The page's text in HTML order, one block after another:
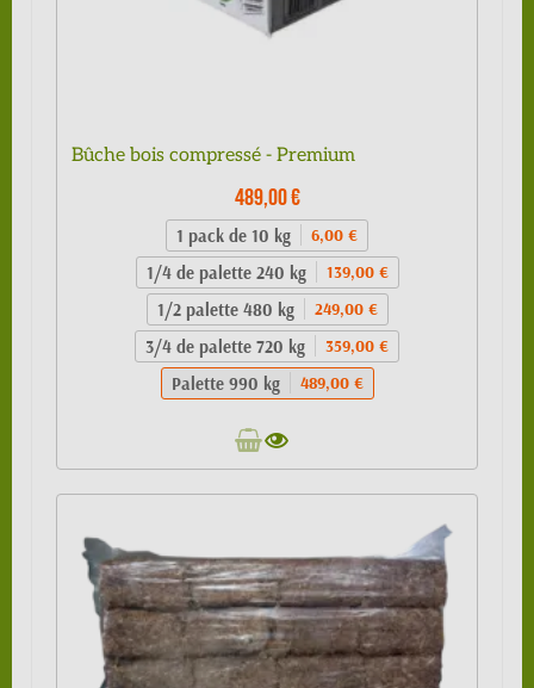
Bûche bois compressé - Premium
489,00 €
1 pack de 10 kg 6,00 €
1/4 de palette 240 kg 139,00 €
1/2 palette 480 kg 249,00 €
3/4 de palette 720 kg 359,00 €
Palette 990 kg 489,00 €